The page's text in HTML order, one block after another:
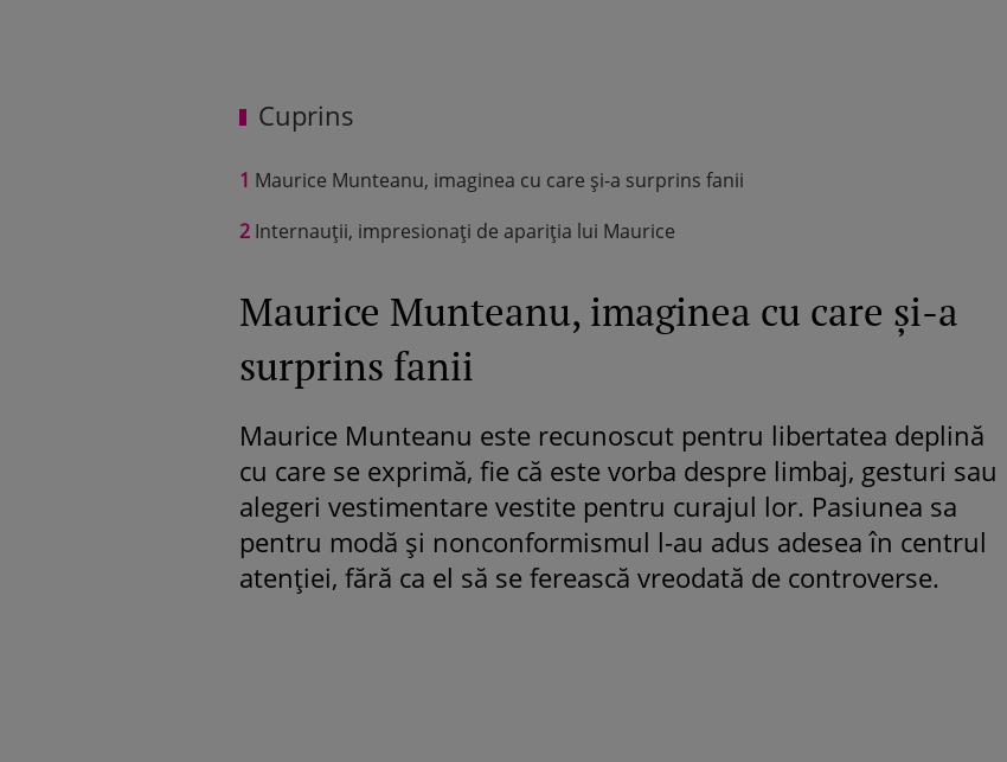
Cuprins
1 Maurice Munteanu, imaginea cu care și-a surprins fanii
2 Internauții, impresionați de apariția lui Maurice
Maurice Munteanu, imaginea cu care și-a
surprins fanii
Maurice Munteanu este recunoscut pentru libertatea deplină
cu care se exprimă, fie că este vorba despre limbaj, gesturi sau
alegeri vestimentare vestite pentru curajul lor. Pasiunea sa
pentru modă și nonconformismul l-au adus adesea în centrul
atenției, fără ca el să se ferească vreodată de controverse.